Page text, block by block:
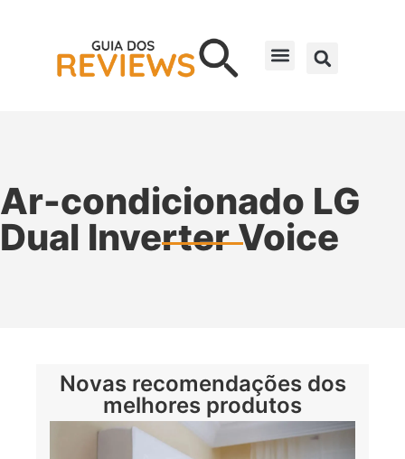
Ar-condicionado LG
Dual Inverter Voice
Novas recomendações dos
melhores produtos